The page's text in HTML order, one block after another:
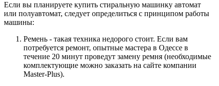
Если вы планируете купить стиральную машинку автомат
или полуавтомат, следует определиться с принципом работы
машины:
Ремень - такая техника недорого стоит. Если вам
потребуется ремонт, опытные мастера в Одессе в
течение 20 минут проведут замену ремня (необходимые
комплектующие можно заказать на сайте компании
Master-Plus).